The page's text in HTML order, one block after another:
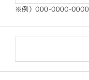
※例）000-0000-0000